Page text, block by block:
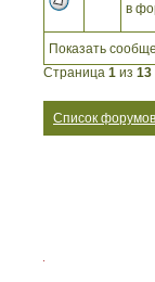
в
Показать
Страница 1 из 13
Список форумов